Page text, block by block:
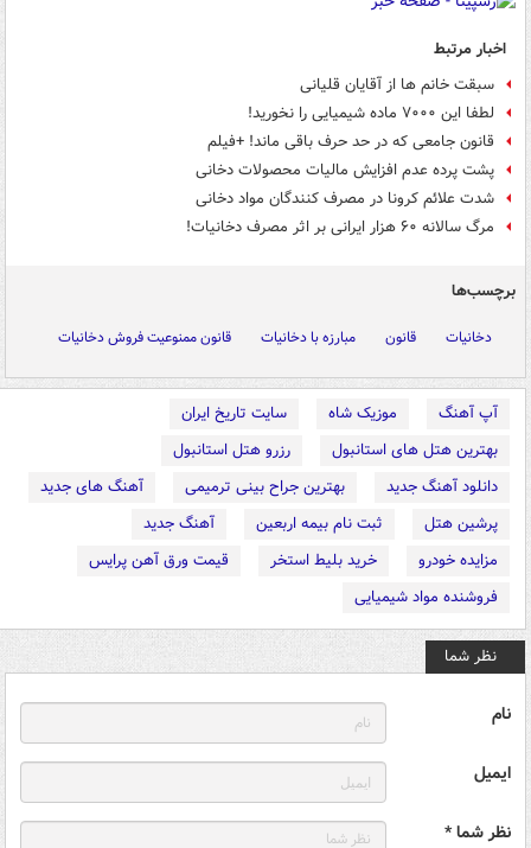
اخبار مرتبط
سبقت خانم ها از آقایان قلیانی
لطفا این ۷۰۰۰ ماده شیمیایی را نخورید!
قانون جامعی که در حد حرف باقی ماند! +فیلم
پشت پرده عدم افزایش مالیات محصولات دخانی
شدت علائم کرونا در مصرف کنندگان مواد دخانی
مرگ سالانه ۶۰ هزار ایرانی بر اثر مصرف دخانیات!
برچسب‌ها
دخانیات قانون مبارزه با دخانیات قانون ممنوعیت فروش دخانیات
آپ آهنگ موزیک شاه
سایت تاریخ ایران
بهترین هتل های استانبول
رزرو هتل استانبول
دانلود آهنگ جدید
بهترین جراح بینی ترمیمی
آهنگ های جدید
پرشین هتل
ثبت نام بیمه اربعین
آهنگ جدید
مزایده خودرو
خرید بلیط استخر
قیمت ورق آهن پرایس
فروشنده مواد شیمیایی
نظر شما
نام
ایمیل
نظر شما *